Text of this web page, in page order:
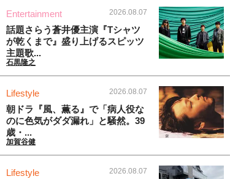
Entertainment 2026.08.07
話題さらう蒼井優主演『Tシャツ
が乾くまで』盛り上げるスピッツ
主題歌...
石黒隆之
Lifestyle 2026.08.07
朝ドラ『風、薫る』で「病人役な
のに色気がダダ漏れ」と騒然。39
歳・...
加賀谷健
Lifestyle 2026.08.07